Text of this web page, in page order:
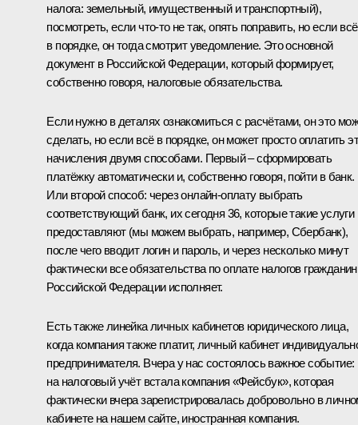
налога: земельный, имущественный и транспортный),
посмотреть, если что-то не так, опять поправить, но если всё
в порядке, он тогда смотрит уведомление. Это основной
документ в Российской Федерации, который формирует,
собственно говоря, налоговые обязательства.
Если нужно в деталях ознакомиться с расчётами, он это
сделать, но если всё в порядке, он может просто оплатить
начисления двумя способами. Первый – сформировать
платёжку автоматически и, собственно говоря, пойти в банк.
Или второй способ: через онлайн-оплату выбрать
соответствующий банк, их сегодня 36, которые такие услуги
предоставляют (мы можем выбрать, например, Сбербанк),
после чего вводит логин и пароль, и через несколько минут
фактически все обязательства по оплате налогов гражданин
Российской Федерации исполняет.
Есть также линейка личных кабинетов юридического лица,
когда компания также платит, личный кабинет
предпринимателя. Вчера у нас состоялось важное событие:
на налоговый учёт встала компания «Фейсбук», которая
фактически вчера зарегистрировалась добровольно в
кабинете на нашем сайте, иностранная компания.